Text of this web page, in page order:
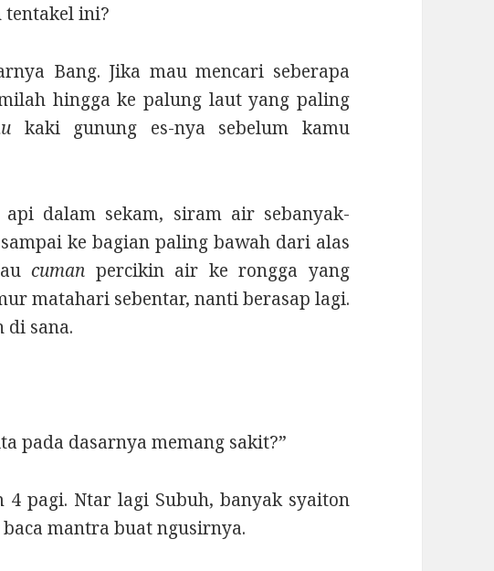
ini?
Bang. Jika mau mencari seberapa
hingga ke palung laut yang paling
kaki gunung es-nya sebelum kamu
dalam sekam, siram air sebanyak-
ke bagian paling bawah dari alas
cuman percikin air ke rongga yang
matahari sebentar, nanti berasap lagi.
di sana.
pada dasarnya memang sakit?”
4 pagi. Ntar lagi Subuh, banyak syaiton
baca mantra buat ngusirnya.